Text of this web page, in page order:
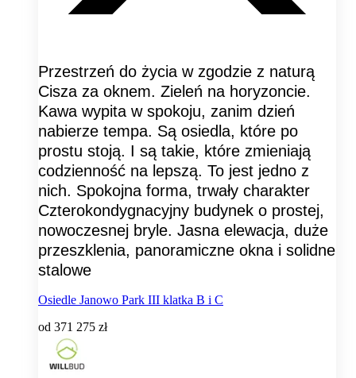
Przestrzeń do życia w zgodzie z naturą
Cisza za oknem. Zieleń na horyzoncie.
Kawa wypita w spokoju, zanim dzień
nabierze tempa. Są osiedla, które po
prostu stoją. I są takie, które zmieniają
codzienność na lepszą. To jest jedno z
nich. Spokojna forma, trwały charakter
Czterokondygnacyjny budynek o prostej,
nowoczesnej bryle. Jasna elewacja, duże
przeszklenia, panoramiczne okna i solidne
stalowe
Osiedle Janowo Park III klatka B i C
od 371 275 zł